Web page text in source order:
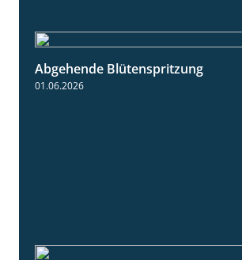
Abgehende Blütenspritzung
01.06.2026